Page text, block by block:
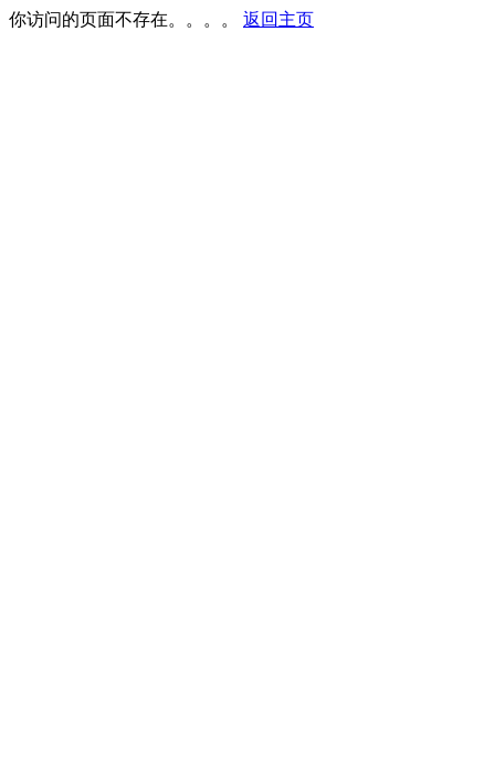
你访问的页面不存在。。。。 返回主页